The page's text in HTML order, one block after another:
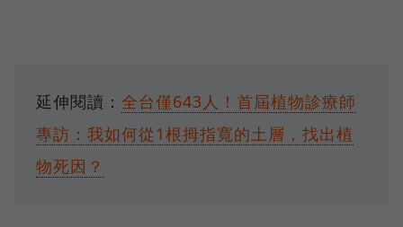
延伸閱讀： 全台僅643人！首屆植物診療師
專訪：我如何從1根拇指寬的土層，找出植
物死因？